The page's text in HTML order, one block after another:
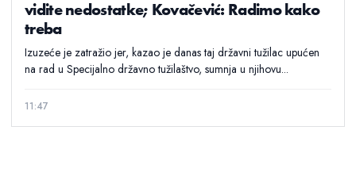
vidite nedostatke; Kovačević: Radimo kako
treba
Izuzeće je zatražio jer, kazao je danas taj državni tužilac upućen
na rad u Specijalno državno tužilaštvo, sumnja u njihovu...
11:47